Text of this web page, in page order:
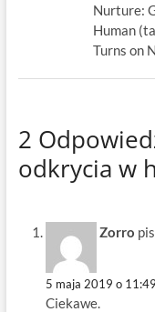
Nurture:
Human
Turns on
2
odkrycia w
Zorro
5 maja 2019 o 11:49
Ciekawe.